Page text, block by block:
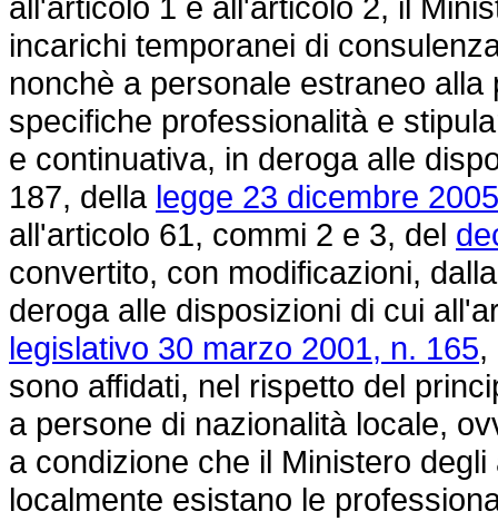
incarichi temporanei di
nonchè a personale estraneo
specifiche professionalità e
e continuativa, in deroga alle
187, della legge 23 dicembre
all'articolo 61, commi 2 e 3, del
convertito, con modificazioni,
deroga alle disposizioni di cui
legislativo 30 marzo 2001, n. 165,
sono affidati, nel rispetto del
a persone di nazionalità locale,
a condizione che il Ministero
localmente esistano le